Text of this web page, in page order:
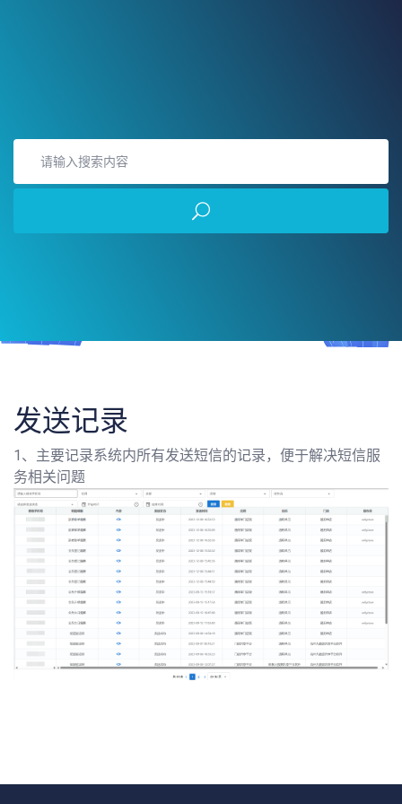
发送记录
1、主要记录系统内所有发送短信的记录，便于解决短信服
务相关问题